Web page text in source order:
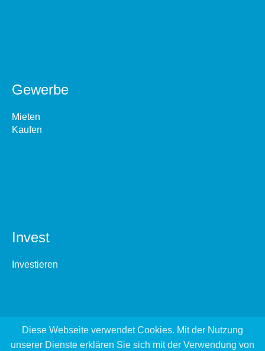
Gewerbe
Mieten
Kaufen
Invest
Investieren
Diese Webseite verwendet Cookies. Mit der Nutzung
unserer Dienste erklären Sie sich mit der Verwendung von